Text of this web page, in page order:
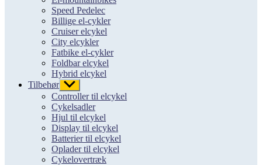
Speed Pedelec
Billige el-cykler
Cruiser elcykel
City elcykler
Fatbike el-cykler
Foldbar elcykel
Hybrid elcykel
Tilbehør Vis
undermenu
Controller til elcykel
Cykelsadler
Hjul til elcykel
Display til elcykel
Batterier til elcykel
Oplader til elcykel
Cykelovertræk